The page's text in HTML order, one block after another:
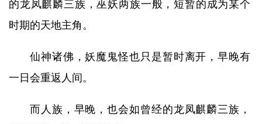
的龙凤麒麟三族，巫妖两族一般，短暂的成为某个
时期的天地主角。
仙神诸佛，妖魔鬼怪也只是暂时离开，早晚有
一日会重返人间。
而人族，早晚，也会如曾经的龙凤麒麟三族，